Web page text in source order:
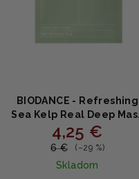
BIODANCE - Refreshing
Sea Kelp Real Deep
- Upokojujúca
hydrogélová maska s
4,25 €
6 € (–29 %)
Skladom